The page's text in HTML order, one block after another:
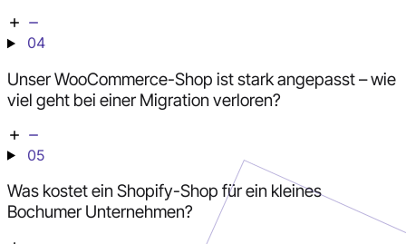
04
Unser WooCommerce-Shop ist stark angepasst – wie
viel geht bei einer Migration verloren?
05
Was kostet ein Shopify-Shop für ein kleines
Bochumer Unternehmen?